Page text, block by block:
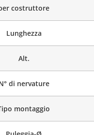
costruttore
Lunghezza
Alt.
di nervature
montaggio